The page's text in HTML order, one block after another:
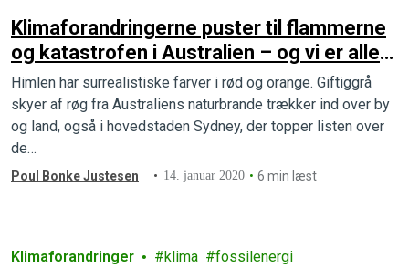
Klimaforandringerne puster til flammerne
og katastrofen i Australien – og vi er alle
del af problemet
Himlen har surrealistiske farver i rød og orange. Giftiggrå
skyer af røg fra Australiens naturbrande trækker ind over by
og land, også i hovedstaden Sydney, der topper listen over
de…
Poul Bonke Justesen 14. januar 2020 6 min læst
Klimaforandringer klima fossilenergi